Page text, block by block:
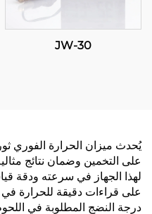
JW-30
يُحدث ميزان الحرارة الفوري
على التخمين وضمان نتائج
لهذا الجهاز في سرعته ودقة
على قراءات دقيقة للحرارة
درجة النضج المطلوبة في